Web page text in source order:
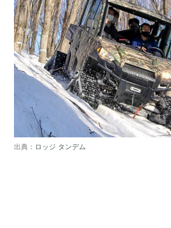
出典： ロッジ タンデム